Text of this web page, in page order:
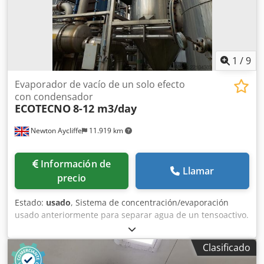
1 /9
Newton Aycliffe 11.919 km
Evaporador de vacío de un solo efecto
con condensador
ECOTECNO8-12 m3/day
Información de
precio
Llamar
Estado: usado, Sistema de concentración/evaporación
usado anteriormente para separar agua de un tensoactivo.
La capacidad para este proceso era de aproximadamente
8-12 m3/día de mezcla agua/tensoactivo. El sistema fue
fabricado por Ecotecno durante 2011/2012 y se detuvo en
Clasificado